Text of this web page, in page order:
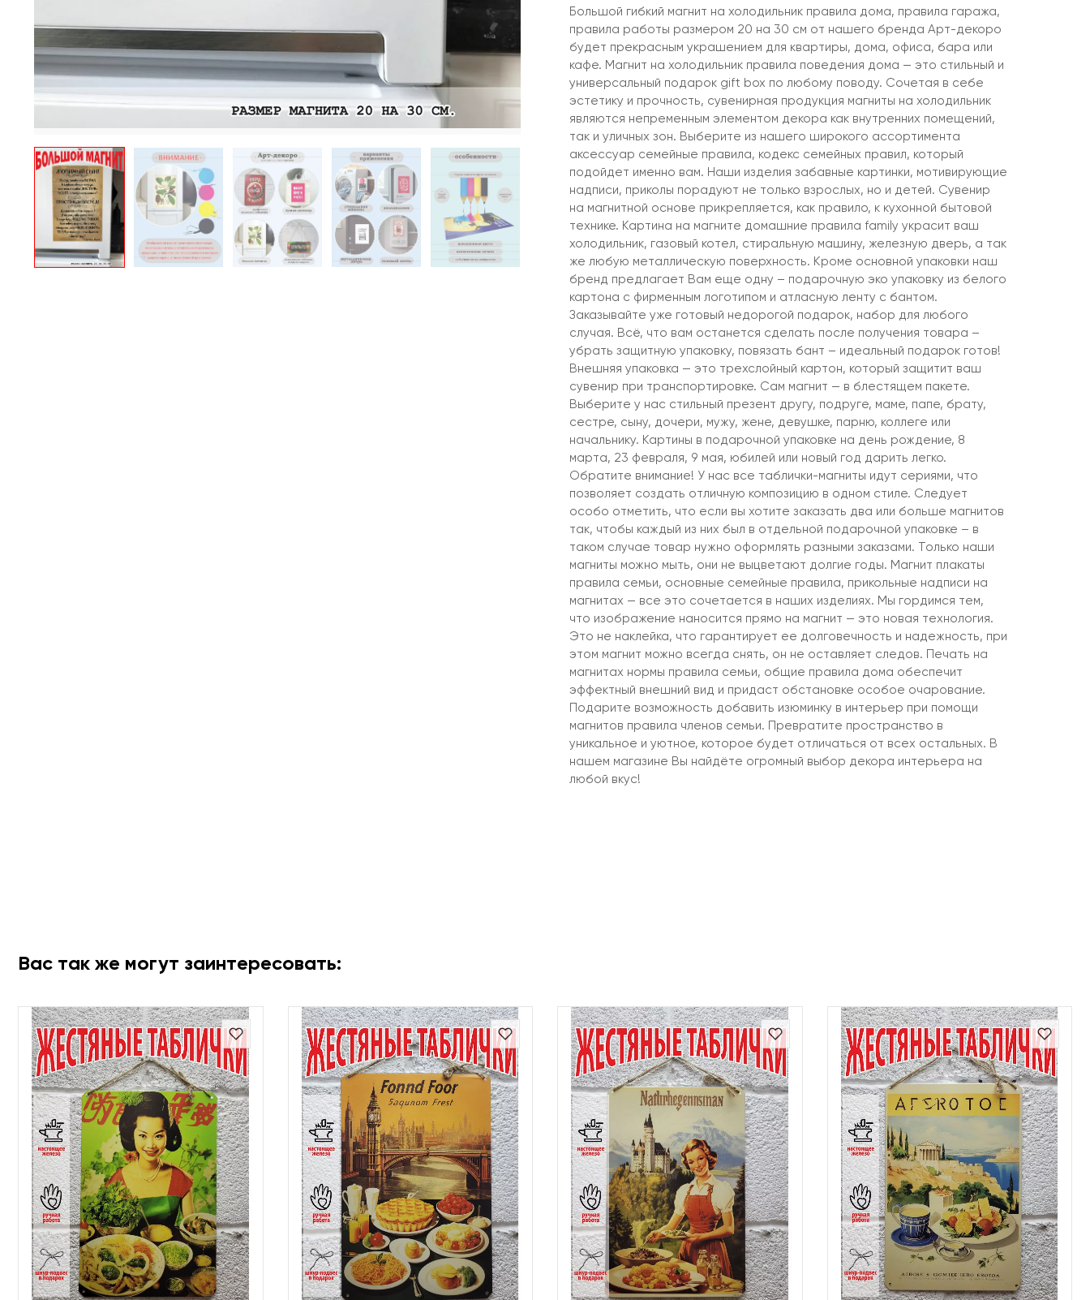
Большой гибкий магнит на холодильник правила дома, правила гаража,
правила работы размером 20 на 30 см от нашего бренда Арт-декоро
будет прекрасным украшением для квартиры, дома, офиса, бара или
кафе. Магнит на холодильник правила поведения дома — это стильный и
универсальный подарок gift box по любому поводу. Сочетая в себе
эстетику и прочность, сувенирная продукция магниты на холодильник
являются непременным элементом декора как внутренних помещений,
так и уличных зон. Выберите из нашего широкого ассортимента
аксессуар семейные правила, кодекс семейных правил, который
подойдет именно вам. Наши изделия забавные картинки, мотивирующие
надписи, приколы порадуют не только взрослых, но и детей. Сувенир
на магнитной основе прикрепляется, как правило, к кухонной бытовой
технике. Картина на магните домашние правила family украсит ваш
холодильник, газовый котел, стиральную машину, железную дверь, а так
же любую металлическую поверхность. Кроме основной упаковки наш
бренд предлагает Вам еще одну – подарочную эко упаковку из белого
картона с фирменным логотипом и атласную ленту с бантом.
Заказывайте уже готовый недорогой подарок, набор для любого
случая. Всё, что вам останется сделать после получения товара –
убрать защитную упаковку, повязать бант – идеальный подарок готов!
Внешняя упаковка — это трехслойный картон, который защитит ваш
сувенир при транспортировке. Сам магнит — в блестящем пакете.
Выберите у нас стильный презент другу, подруге, маме, папе, брату,
сестре, сыну, дочери, мужу, жене, девушке, парню, коллеге или
начальнику. Картины в подарочной упаковке на день рождение, 8
марта, 23 февраля, 9 мая, юбилей или новый год дарить легко.
Обратите внимание! У нас все таблички-магниты идут сериями, что
позволяет создать отличную композицию в одном стиле. Следует
особо отметить, что если вы хотите заказать два или больше магнитов
так, чтобы каждый из них был в отдельной подарочной упаковке – в
таком случае товар нужно оформлять разными заказами. Только наши
магниты можно мыть, они не выцветают долгие годы. Магнит плакаты
правила семьи, основные семейные правила, прикольные надписи на
магнитах — все это сочетается в наших изделиях. Мы гордимся тем,
что изображение наносится прямо на магнит — это новая технология.
Это не наклейка, что гарантирует ее долговечность и надежность, при
этом магнит можно всегда снять, он не оставляет следов. Печать на
магнитах нормы правила семьи, общие правила дома обеспечит
эффектный внешний вид и придаст обстановке особое очарование.
Подарите возможность добавить изюминку в интерьер при помощи
магнитов правила членов семьи. Превратите пространство в
уникальное и уютное, которое будет отличаться от всех остальных. В
нашем магазине Вы найдёте огромный выбор декора интерьера на
любой вкус!
Вас так же могут заинтересовать: